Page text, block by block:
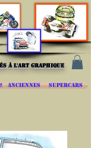
à l'art graphique
ANCIENNES SUPERCARS